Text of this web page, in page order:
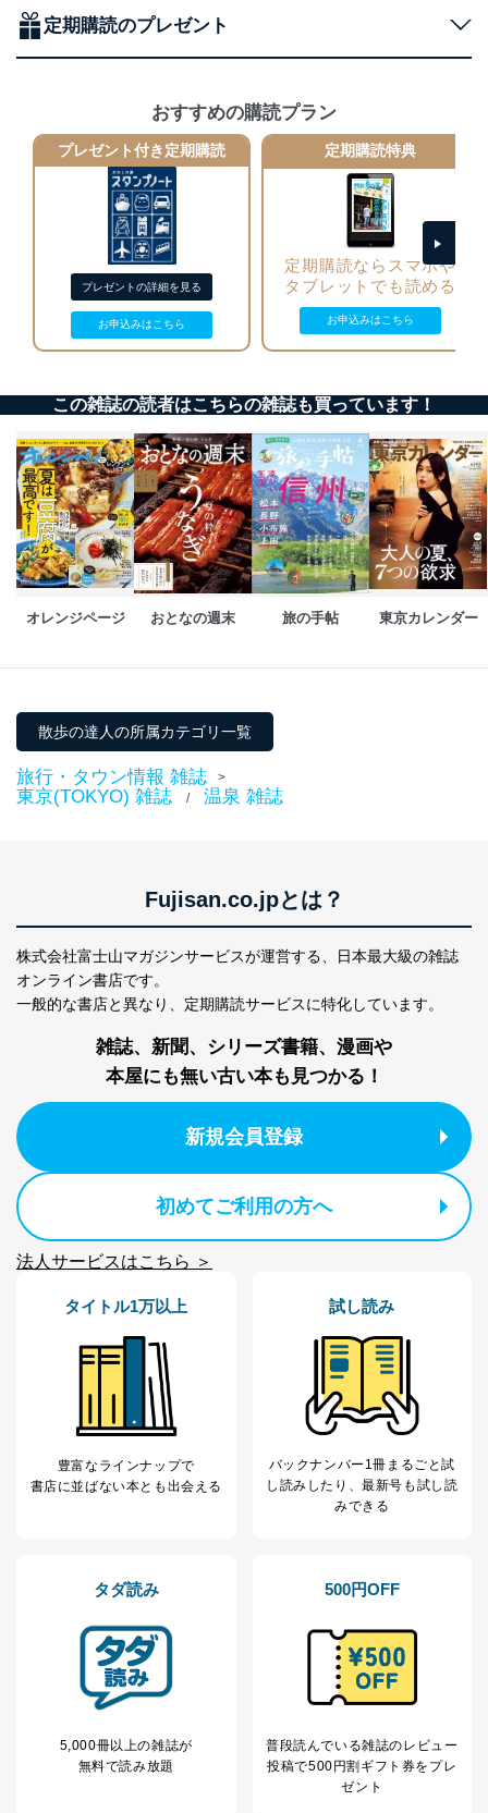
アクセス制御
個人データを取り扱うことのできる機器及び当該
の不要なアクセスを防止しています。
アクセス者の識別と認証
機器に標準装備されているユーザー制御機能（ユ
ーザーアカウント制御）により、個人情報データ
ベース等を取り扱う情報システムを使用する従業
者を識別・認証しています。
外部からの不正アクセス等の防止
個人データを取り扱う機器等のオペレーティング
システムを最新の状態に保持しています。
個人データを取り扱う機器等にセキュリティ対策
ソフトウェア等を導入し、自動更新 機能等の活用
情報システムの使用に伴う漏洩等の防止
送信する場合に、当該ファイルへのパスワードを
設定しています。
個人情報保護マネジメントシステムの継続的改善
当社は、内部監査及びマネジメントレビューの機会を通
じて、個人情報保護マネジメントシステムを継続的に改
善し、常に最良の状態を維持します。
苦情及び相談受付け窓口
貴殿の個人情報及び当社の個人情報保護マネジメントシ
絡ください。
適切、かつ迅速に対応させていただきます。
株式会社富士山マガジンサービス 個人情報問い合わせ
係
改訂：2025年2月20日
制定：2005年4月1日
株式会社富士山マガジンサービス
代表取締役会長 西野 伸一郎
個人情報の取扱いについて
当社は以下の個人情報保護管理者を設置し、個人情報保
護管理者の責任のもと、個人情報を取得・アクセス・利
東京都渋谷区南平台町16-11
株式会社富士山マガジンサービス
代表取締役会長 西野 伸一郎
個人情報保護管理者: 経営管理グループディレクター 前
２．利用目的
当社が取り扱う開示対象個人情報の利用目的は次のとお
個人情報の種類
1
当社の定期購読サ
ービス等をご利用
購入商品の配送のため
商品代金回収のため
ｅメール等による商品、サービ
個人が特定できない形で取得した
閲覧履歴や購買履歴等の情報を分
当社にお問合わせ
人情報
お問い合わせ対応、トラブル対
Aサービス利用者
カスタマーQ＆Aサイトの投稿内容
ｅメール等によるカスタマーQ＆A
ｅメール等による商品、サービ
ス、キャンペーン等の広告に関す
定期購読のプレゼント
おすすめの購読プラン
プレゼント付き定期購読
プレゼントの詳細を見る
お申込みはこちら
定期購読特典
定期購読ならスマホや
タブレットでも読める
お申込みはこちら
この雑誌の読者はこちらの雑誌も買っています！
オレンジページ おとなの週末 旅の手帖 東京カレンダー
散歩の達人の所属カテゴリ一覧
旅行・タウン情報 雑誌 >
東京(TOKYO) 雑誌 / 温泉 雑誌
Fujisan.co.jpとは？
株式会社富士山マガジンサービスが運営する、
日本最大級の雑誌
オンライン書店です。
一般的な書店と異なり、 定期購読サービスに特化しています。
雑誌、新聞、シリーズ書籍、漫画や
本屋にも無い古い本も見つかる！
新規会員登録
初めてご利用の方へ
法人サービスはこちら ＞
タイトル1万以上
豊富なラインナップで
書店に並ばない本とも出会える
試し読み
バックナンバー1冊まるごと試
し読み したり、最新号も試し読
みできる
タダ読み
5,000冊以上の雑誌が
無料で読み放題
500円OFF
普段読んでいる雑誌のレビュー
投稿で500円割ギフト券をプレ
ゼント